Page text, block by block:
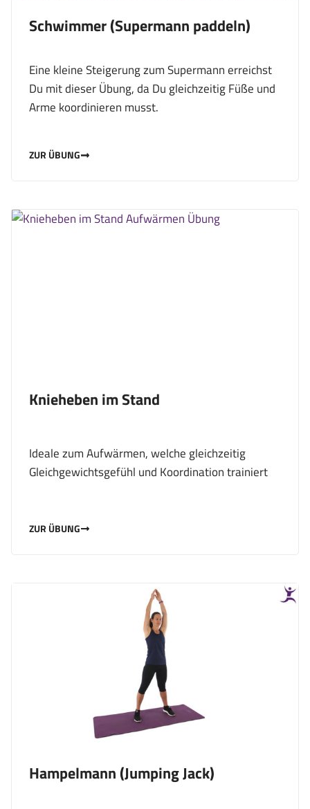
Schwimmer (Supermann paddeln)
Eine kleine Steigerung zum Supermann erreichst
Du mit dieser Übung, da Du gleichzeitig Füße und
Arme koordinieren musst.
ZUR ÜBUNG
Knieheben im Stand
Ideale zum Aufwärmen, welche gleichzeitig
Gleichgewichtsgefühl und Koordination trainiert
ZUR ÜBUNG
Hampelmann (Jumping Jack)